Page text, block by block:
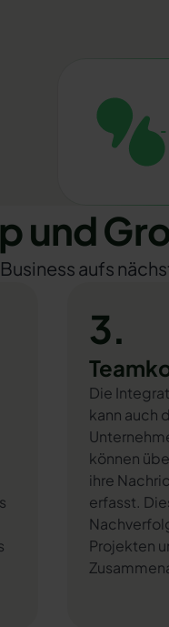
und
aufs
3.
Die
kann auch
können
ihre
erfasst.
Projekten